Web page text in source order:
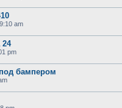
am
24
pm
бампером